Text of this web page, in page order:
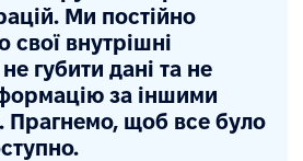
Ми постійно
свої внутрішні
губити дані та не
за іншими
щоб все було